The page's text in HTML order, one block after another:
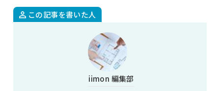
この記事を書いた人
iimon 編集部